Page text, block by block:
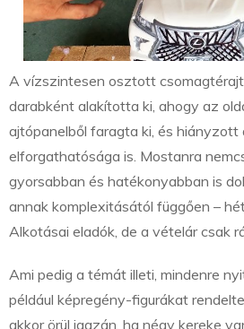
A vízszintesen osztott
darabként alakította ki, ahogy az
ajtópanelből faragta ki, és hiányzott
elforgathatósága is. Mostanra
gyorsabban és hatékonyabban is
annak komplexitásától függően –
Alkotásai eladók, de a vételár csak
Ami pedig a témát illeti, mindenre
például képregény-figurákat
akkor örül igazán, ha négy kereke